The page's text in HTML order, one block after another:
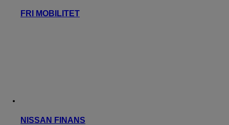
FRI MOBILITET
NISSAN FINANS